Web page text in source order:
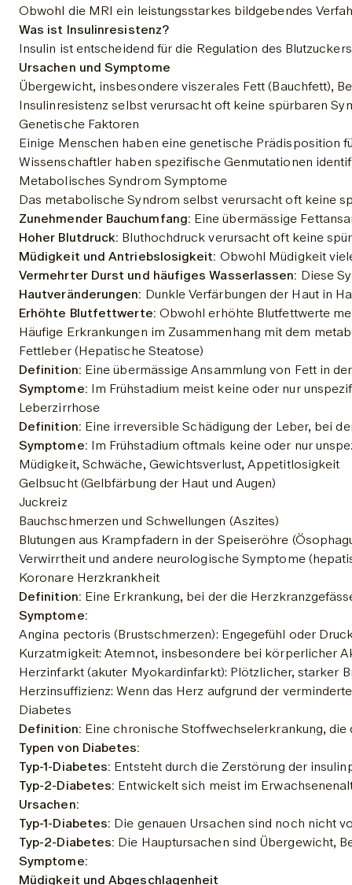
Obwohl die MRI ein leistungsstarkes bildgebendes
Was ist Insulinresistenz?
Insulin ist entscheidend für die Regulation des
Ursachen und Symptome
Übergewicht, insbesondere viszerales Fett (Bauchfett),
Insulinresistenz selbst verursacht oft keine spürbaren
Genetische Faktoren
Einige Menschen haben eine genetische Prädisposition
Wissenschaftler haben spezifische Genmutationen
Metabolisches Syndrom Symptome
Das metabolische Syndrom selbst verursacht oft keine
Zunehmender Bauchumfang: Eine übermässige
Hoher Blutdruck: Bluthochdruck verursacht oft keine
Müdigkeit und Antriebslosigkeit: Obwohl Müdigkeit
Vermehrter Durst und häufiges Wasserlassen: Diese
Hautveränderungen: Dunkle Verfärbungen der Haut in
Erhöhte Blutfettwerte: Obwohl erhöhte Blutfettwerte
Häufige Erkrankungen im Zusammenhang mit dem
Fettleber (Hepatische Steatose)
Definition: Eine übermässige Ansammlung von Fett in
Symptome: Im Frühstadium meist keine oder nur
Leberzirrhose
Definition: Eine irreversible Schädigung der Leber, bei
Symptome: Im Frühstadium oftmals keine oder nur
Müdigkeit, Schwäche, Gewichtsverlust, Appetitlosigkeit
Gelbsucht (Gelbfärbung der Haut und Augen)
Juckreiz
Bauchschmerzen und Schwellungen (Aszites)
Blutungen aus Krampfadern in der Speiseröhre
Verwirrtheit und andere neurologische Symptome
Koronare Herzkrankheit
Definition: Eine Erkrankung, bei der die
Symptome:
Angina pectoris (Brustschmerzen): Engegefühl oder
Kurzatmigkeit: Atemnot, insbesondere bei körperlicher
Herzinfarkt (akuter Myokardinfarkt): Plötzlicher, starker
Herzinsuffizienz: Wenn das Herz aufgrund der
Diabetes
Definition: Eine chronische Stoffwechselerkrankung,
Typen von Diabetes:
Typ-1-Diabetes: Entsteht durch die Zerstörung der
Typ-2-Diabetes: Entwickelt sich meist im
Ursachen:
Typ-1-Diabetes: Die genauen Ursachen sind noch nicht
Typ-2-Diabetes: Die Hauptursachen sind Übergewicht,
Symptome:
Müdigkeit und Abgeschlagenheit